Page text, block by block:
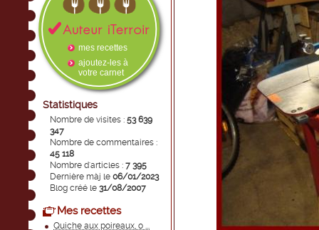
mes recettes
ajoutez-les à
votre carnet
Statistiques
Nombre de visites : 53 639
347
Nombre de commentaires :
45 118
Nombre d'articles : 7 395
Dernière màj le 06/01/2023
Blog créé le 31/08/2007
Mes recettes
Quiche aux poireaux, o ...